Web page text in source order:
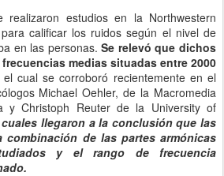
estudios en la Northwestern
calificar los ruidos según el nivel de
en las personas.Se relevó que dichos
medias situadas entre 2000
cual se corroboró recientemente en el
Michael Oehler, de la Macromedia
y Christoph Reuter de la University of
llegaron a la conclusión que las
combinación de las partes armónicas
y el rango de frecuencia